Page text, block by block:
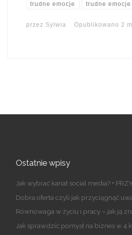
trudne emocje trudne
przez Sylwia Opublikowano 2
Ostatnie wpisy
Jak wybrać kanał social media? +
Dobra oferta czyli jak przyciągnąć
Równowaga w życiu i pracy – jak ją
Jak sprawdzić pomysł na biznes w 4